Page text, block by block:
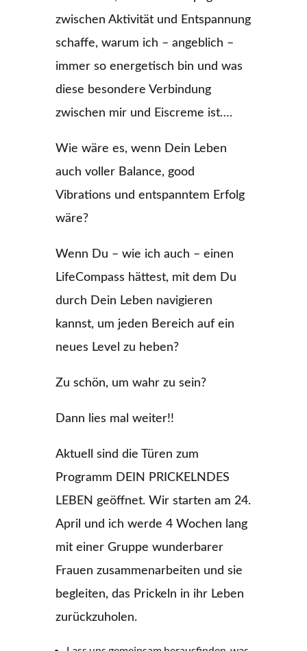
zwischen Aktivität und Entspannung
schaffe, warum ich – angeblich –
immer so energetisch bin und was
diese besondere Verbindung
zwischen mir und Eiscreme ist….
Wie wäre es, wenn Dein Leben
auch voller Balance, good
Vibrations und entspanntem Erfolg
wäre?
Wenn Du – wie ich auch – einen
LifeCompass hättest, mit dem Du
durch Dein Leben navigieren
kannst, um jeden Bereich auf ein
neues Level zu heben?
Zu schön, um wahr zu sein?
Dann lies mal weiter!!
Aktuell sind die Türen zum
Programm DEIN PRICKELNDES
LEBEN geöffnet. Wir starten am 24.
April und ich werde 4 Wochen lang
mit einer Gruppe wunderbarer
Frauen zusammenarbeiten und sie
begleiten, das Prickeln in ihr Leben
zurückzuholen.